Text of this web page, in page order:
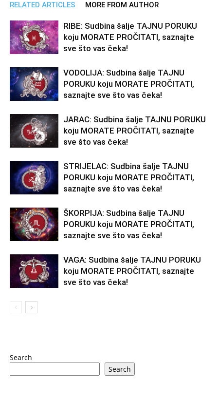
RELATED ARTICLES MORE FROM AUTHOR
RIBE: Sudbina šalje TAJNU PORUKU
koju MORATE PROČITATI, saznajte
sve što vas čeka!
VODOLIJA: Sudbina šalje TAJNU
PORUKU koju MORATE PROČITATI,
saznajte sve što vas čeka!
JARAC: Sudbina šalje TAJNU PORUKU
koju MORATE PROČITATI, saznajte
sve što vas čeka!
STRIJELAC: Sudbina šalje TAJNU
PORUKU koju MORATE PROČITATI,
saznajte sve što vas čeka!
ŠKORPIJA: Sudbina šalje TAJNU
PORUKU koju MORATE PROČITATI,
saznajte sve što vas čeka!
VAGA: Sudbina šalje TAJNU PORUKU
koju MORATE PROČITATI, saznajte
sve što vas čeka!
Search
Search